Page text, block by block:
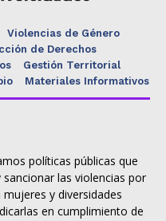
Violencias de Género
de Derechos
Gestión Territorial
Materiales Informativos
políticas públicas que
las violencias por
y diversidades
en cumplimiento de